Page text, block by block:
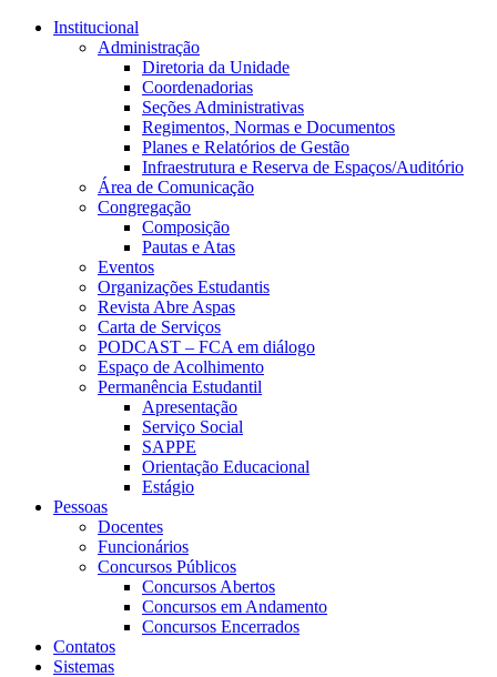
Conteúdo principal
Institucional
Administração
Diretoria da Unidade
Coordenadorias
Seções Administrativas
Regimentos, Normas e Documentos
Planes e Relatórios de Gestão
Infraestrutura e Reserva de Espaços/Auditório
Área de Comunicação
Congregação
Composição
Pautas e Atas
Eventos
Organizações Estudantis
Revista Abre Aspas
Carta de Serviços
PODCAST – FCA em diálogo
Espaço de Acolhimento
Permanência Estudantil
Apresentação
Serviço Social
SAPPE
Orientação Educacional
Estágio
Pessoas
Docentes
Funcionários
Concursos Públicos
Concursos Abertos
Concursos em Andamento
Concursos Encerrados
Contatos
Sistemas